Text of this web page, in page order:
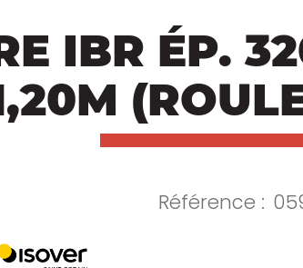
IBR ÉP.
Référence :